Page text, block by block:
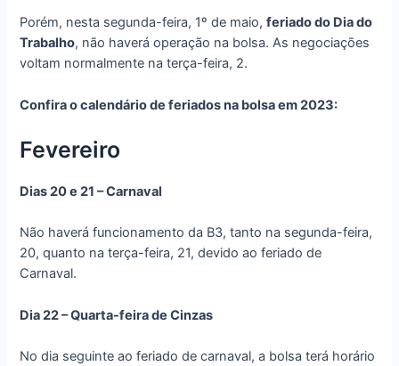
Porém, nesta segunda-feira, 1º de maio,feriado do Dia do
Trabalho, não haverá operação na bolsa. As negociações
voltam normalmente na terça-feira, 2.
Confira o calendário de feriados na bolsa em 2023:
Fevereiro
Dias 20 e 21 – Carnaval
Não haverá funcionamento da B3, tanto na segunda-feira,
20, quanto na terça-feira, 21, devido ao feriado de
Carnaval.
Dia 22 – Quarta-feira de Cinzas
No dia seguinte ao feriado de carnaval, a bolsa terá horário